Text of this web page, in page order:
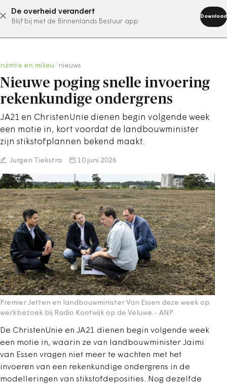
De overheid verandert
Blijf bij met de Binnenlands Bestuur app
Download
abonneer nu
ruimte en milieu nieuws
Nieuwe poging snelle invoering
rekenkundige ondergrens
JA21 en ChristenUnie dienen begin volgende week
een motie in, kort voordat de landbouwminister
zijn stikstofplannen bekend maakt.
Jurgen Tiekstra 10 juni 2026
Premier Jetten en landbouwminister Van Essen deze week op
werkbezoek bij Radio Kootwijk op de Veluwe. - ANP
De ChristenUnie en JA21 dienen begin volgende week
een motie in, waarin ze van landbouwminister Jaimi
van Essen vragen niet meer te wachten met het
invoeren van een rekenkundige ondergrens in de
modelleringen van stikstofdeposities. Nog dezelfde